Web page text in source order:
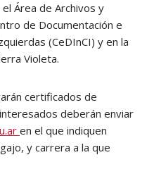
Área de Archivos y
de Documentación e
(CeDInCI) y en la
Violeta.
certificados de
deberán enviar
en el que indiquen
y carrera a la que